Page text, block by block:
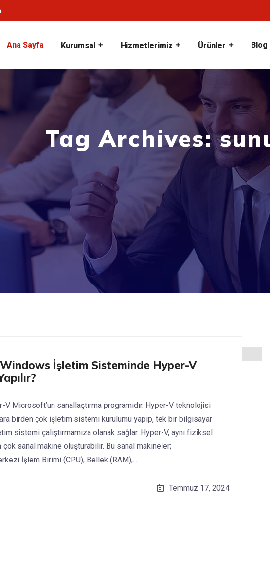
Ana Sayfa Kurumsal Hizmetlerimiz Ürünler Blog
Tag Archives:
İşletim Sisteminde Hyper-V
Microsoft’un sanallaştırma programıdır. Hyper-V teknolojisi
birden çok işletim sistemi kurulumu yapıp, tek bir bilgisayar
sistemi çalıştırmamıza olanak sağlar. Hyper-V, aynı fiziksel
sanal makine oluşturabilir. Bu sanal makineler;
İşlem Birimi (CPU), Bellek (RAM),...
Temmuz 17, 2024